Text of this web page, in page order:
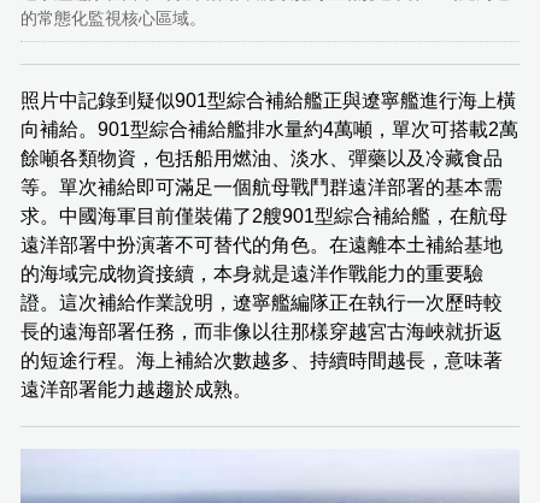
的常態化監視核心區域。
照片中記錄到疑似901型綜合補給艦正與遼寧艦進行海上橫
向補給。901型綜合補給艦排水量約4萬噸，單次可搭載2萬
餘噸各類物資，包括船用燃油、淡水、彈藥以及冷藏食品
等。單次補給即可滿足一個航母戰鬥群遠洋部署的基本需
求。中國海軍目前僅裝備了2艘901型綜合補給艦，在航母
遠洋部署中扮演著不可替代的角色。在遠離本土補給基地
的海域完成物資接續，本身就是遠洋作戰能力的重要驗
證。這次補給作業說明，遼寧艦編隊正在執行一次歷時較
長的遠海部署任務，而非像以往那樣穿越宮古海峽就折返
的短途行程。海上補給次數越多、持續時間越長，意味著
遠洋部署能力越趨於成熟。